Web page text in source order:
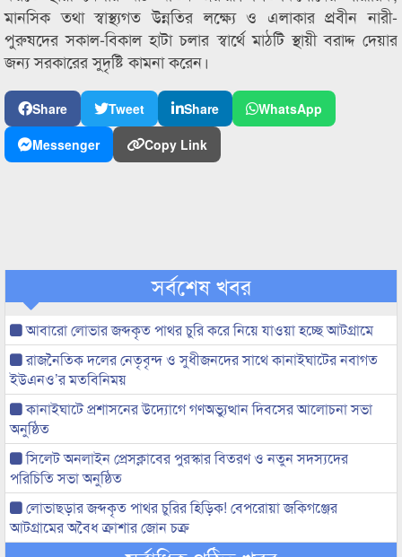
মানসিক তথা স্বাস্থ্যগত উন্নতির লক্ষ্যে ও এলাকার প্রবীন নারী-
পুরুষদের সকাল-বিকাল হাটা চলার স্বার্থে মাঠটি স্থায়ী বরাদ্দ দেয়ার
জন্য সরকারের সুদৃষ্টি কামনা করেন।
Share Tweet Share
WhatsApp
Messenger
Copy Link
সর্বশেষ খবর
আবারো লোভার জব্দকৃত পাথর চুরি করে নিয়ে যাওয়া হচ্ছে আটগ্রামে
রাজনৈতিক দলের নেতৃবৃন্দ ও সুধীজনদের সাথে কানাইঘাটের নবাগত
ইউএনও’র মতবিনিময়
কানাইঘাটে প্রশাসনের উদ্যোগে গণঅভ্যুত্থান দিবসের আলোচনা সভা
অনুষ্ঠিত
সিলেট অনলাইন প্রেসক্লাবের পুরস্কার বিতরণ ও নতুন সদস্যদের
পরিচিতি সভা অনুষ্ঠিত
লোভাছড়ার জব্দকৃত পাথর চুরির হিড়িক! বেপরোয়া জকিগঞ্জের
আটগ্রামের অবৈধ ক্রাশার জোন চক্র